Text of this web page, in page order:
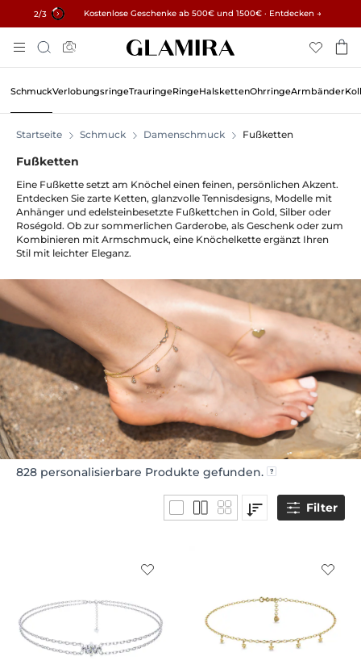
3/3 15% auf alle Bestellungen →
Kostenlose Geschenke ab 500€ und 1500€ · Entdecken →
✓ 60 Tage Rückgaberecht ✓ Kostenlose Größenanpassung
Inhalt
Springen
Suche
SchmuckVerlobungsringeTrauringeRingeHalskettenOhrringeArmbänder
Startseite Schmuck Damenschmuck Fußketten
Fußketten
Eine Fußkette setzt am Knöchel einen feinen, persönlichen Akzent.
Entdecken Sie zarte Ketten, glanzvolle Tennisdesigns, Modelle mit
Anhänger und edelsteinbesetzte Fußkettchen in Gold, Silber oder
Roségold. Ob zur sommerlichen Garderobe, als Geschenk oder zum
Kombinieren mit Armschmuck, eine Knöchelkette ergänzt Ihren
Stil mit leichter Eleganz.
828 personalisierbare Produkte gefunden.
Filter